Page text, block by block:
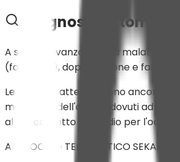
Diagnosi, Sintomi e
A subire l'avanzare della malattia è
(fotofobia), doppia visione e
Le cause esatte non sono ancora
meccanici dell'occhio dovuti ad
alcun contatto o fastidio per
APPROCCIO TERAPEUTICO SEKAL